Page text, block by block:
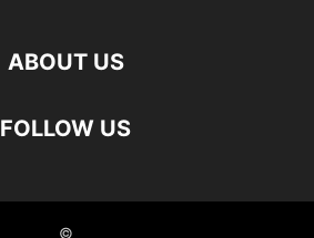
ABOUT US
FOLLOW US
©